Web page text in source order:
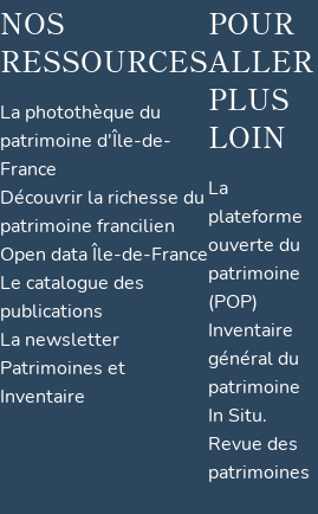
NOS
RESSOURCES
La photothèque du
patrimoine d'Île-de-
France
Découvrir la richesse du
patrimoine francilien
Open data Île-de-France
Le catalogue des
publications
La newsletter
Patrimoines et
Inventaire
POUR
ALLER
PLUS
LOIN
La
plateforme
ouverte du
patrimoine
(POP)
Inventaire
général du
patrimoine
In Situ.
Revue des
patrimoines